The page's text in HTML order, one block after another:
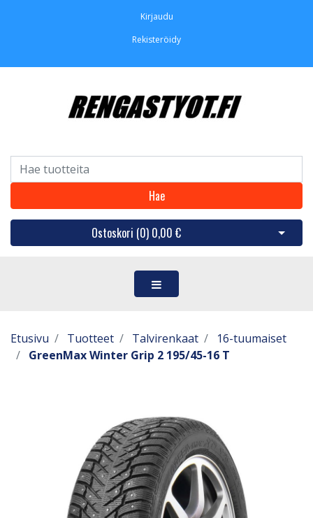
Kirjaudu
Rekisteröidy
Hae
Ostoskori (0) 0,00 € Avaa
Etusivu Tuotteet Talvirenkaat
16-tuumaiset
GreenMax Winter Grip 2 195/45-16 T